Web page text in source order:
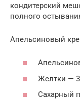
кондитерский
полного
Апельсиновый
Желтки —
Сахарный